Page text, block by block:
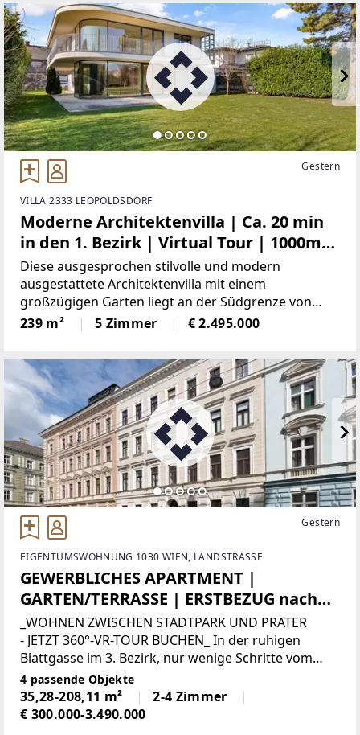
Gestern
VILLA 2333 LEOPOLDSDORF
Moderne Architektenvilla | Ca. 20 min
in den 1. Bezirk | Virtual Tour | 1000m²
Eigengrund | Garage direkt im Haus
Diese ausgesprochen stilvolle und modern
ausgestattete Architektenvilla mit einem
großzügigen Garten liegt an der Südgrenze von
Wien.Die ca. 240 m² Wohnfläche sind auf zwei
Geschoße aufgeteilt. Im Erdgeschoß sind neben
239 m² 5 Zimmer € 2.495.000
Gestern
EIGENTUMSWOHNUNG 1030 WIEN, LANDSTRASSE
GEWERBLICHES APARTMENT |
GARTEN/TERRASSE | ERSTBEZUG nach
Sanierung | In Gehweite zum 1. Bezirk |
Repräsentatives
Jahrhundertwendehaus
_WOHNEN ZWISCHEN STADTPARK UND PRATER
- JETZT 360°-VR-TOUR BUCHEN_ In der ruhigen
Blattgasse im 3. Bezirk, nur wenige Schritte vom
Hundertwasserhaus entfernt, entstehen im neu
ausgebauten Dachgeschoss lichtdurchflutete DG-
Eigentumswohnungen
4 passende Objekte
35,28-208,11 m²
2-4 Zimmer
€ 300.000-3.490.000